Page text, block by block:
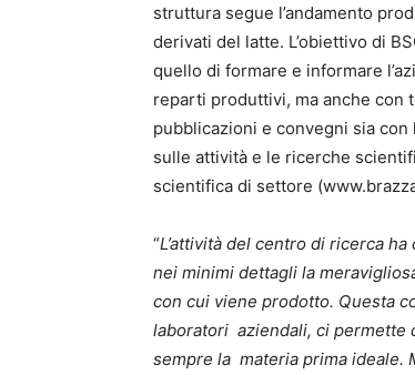
struttura segue l’andamento
derivati del latte. L’obiettivo di
quello di formare e informare
reparti produttivi, ma anche con
pubblicazioni e convegni sia
sulle attività e le ricerche
scientifica di settore (
“L’attività del centro di ricerca ha
nei minimi dettagli la
con cui viene prodotto. Questa
laboratori aziendali, ci permette
sempre la materia prima ideale.